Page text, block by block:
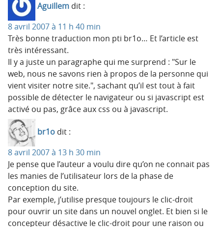
Aguillem dit :
8 avril 2007 à 11 h 40 min
Très bonne traduction mon pti br1o… Et l’article est
très intéressant.
Il y a juste un paragraphe qui me surprend : "Sur le
web, nous ne savons rien à propos de la personne qui
vient visiter notre site.", sachant qu’il est tout à fait
possible de détecter le navigateur ou si javascript est
activé ou pas, grâce aux css ou à javascript.
br1o dit :
8 avril 2007 à 13 h 30 min
Je pense que l’auteur a voulu dire qu’on ne connait pas
les manies de l’utilisateur lors de la phase de
conception du site.
Par exemple, j’utilise presque toujours le clic-droit
pour ouvrir un site dans un nouvel onglet. Et bien si le
concepteur désactive le clic-droit pour une raison ou